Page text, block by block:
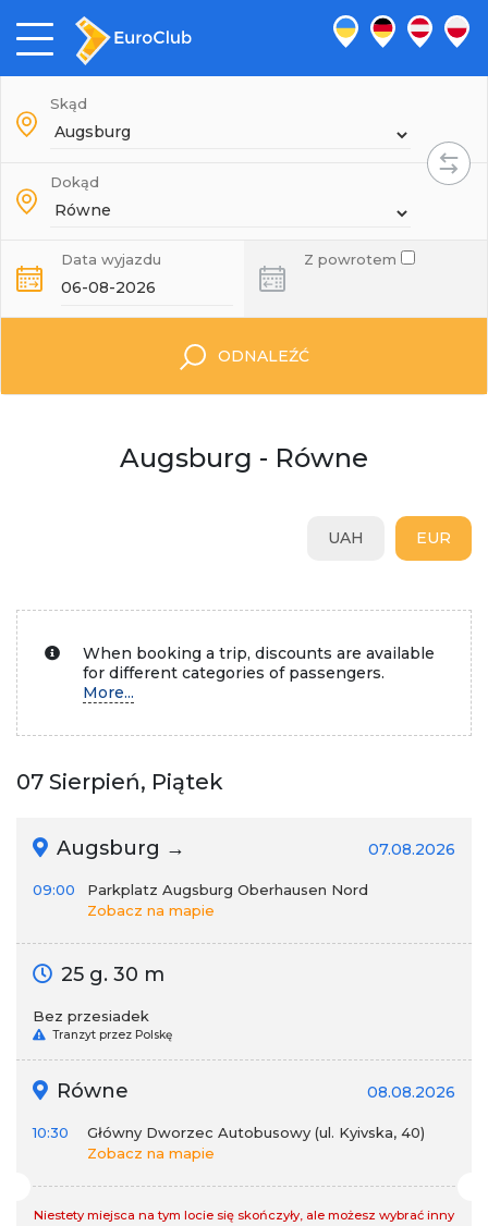
Skąd
Dokąd
Data wyjazdu Z powrotem
ODNALEŹĆ
Augsburg - Równe
EUR
UAH
When booking a trip, discounts are available
for different categories of passengers.
More...
07 Sierpień, Piątek
Augsburg → 07.08.2026
09:00
Parkplatz Augsburg Oberhausen Nord
Zobacz na mapie
25 g. 30 m
Bez przesiadek
Tranzyt przez Polskę
Równe 08.08.2026
10:30
Główny Dworzec Autobusowy (ul. Kyivska, 40)
Zobacz na mapie
Niestety miejsca na tym locie się skończyły, ale możesz wybrać inny